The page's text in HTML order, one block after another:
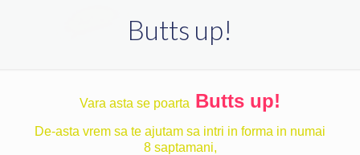
Butts up!
Vara asta se poarta Butts up!
De-asta vrem sa te ajutam sa intri in forma in numai
8 saptamani,